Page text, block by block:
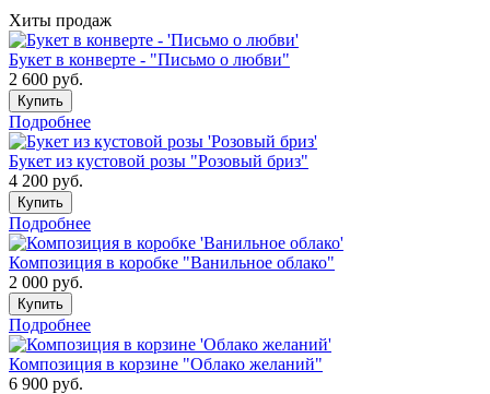
Хиты продаж
Букет в конверте - "Письмо о любви"
2 600 руб.
Купить
Подробнее
Букет из кустовой розы "Розовый бриз"
4 200 руб.
Купить
Подробнее
Композиция в коробке "Ванильное облако"
2 000 руб.
Купить
Подробнее
Композиция в корзине "Облако желаний"
6 900 руб.